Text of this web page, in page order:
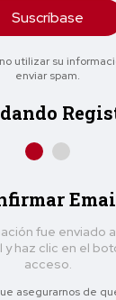
Suscríbase
utilizar su
enviar spam.
fue enviado a
haz clic en el
acceso.
asegurarnos de